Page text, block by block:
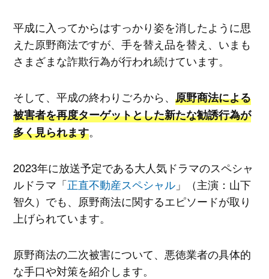
平成に入ってからはすっかり姿を消したように思
えた原野商法ですが、手を替え品を替え、いまも
さまざまな詐欺行為が行われ続けています。
そして、平成の終わりごろから、 原野商法による
被害者を再度ターゲットとした新たな勧誘行為が
多く見られます。
2023年に放送予定である大人気ドラマのスペシャ
ルドラマ「正直不動産スペシャル」（主演：山下
智久）でも、原野商法に関するエピソードが取り
上げられています。
原野商法の二次被害について、悪徳業者の具体的
な手口や対策を紹介します。